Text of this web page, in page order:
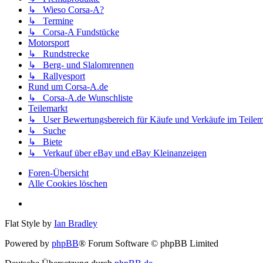
↳ Wieso Corsa-A?
↳ Termine
↳ Corsa-A Fundstücke
Motorsport
↳ Rundstrecke
↳ Berg- und Slalomrennen
↳ Rallyesport
Rund um Corsa-A.de
↳ Corsa-A.de Wunschliste
Teilemarkt
↳ User Bewertungsbereich für Käufe und Verkäufe im
↳ Suche
↳ Biete
↳ Verkauf über eBay und eBay Kleinanzeigen
Foren-Übersicht
Alle Cookies löschen
Flat Style by Ian Bradley
Powered by phpBB® Forum Software © phpBB Limited